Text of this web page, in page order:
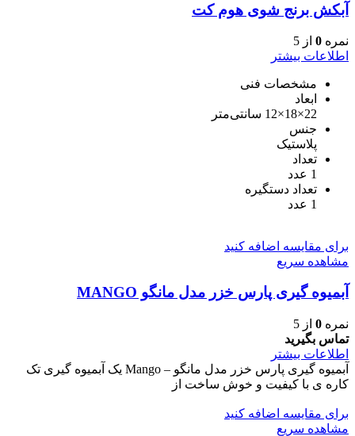
آبکش برنج شوی هوم کت
نمره 0 از 5
اطلاعات بیشتر
مشخصات فنی
ابعاد
22×18×12 سانتی‌متر
جنس
پلاستیک
تعداد
1 عدد
تعداد دستگیره
1 عدد
برای مقایسه اضافه کنید
مشاهده سریع
آبمیوه گیری پارس خزر مدل مانگو MANGO
نمره 0 از 5
تماس بگیرید
اطلاعات بیشتر
آبمیوه گیری پارس خزر مدل مانگو – Mango یک آبمیوه گیری تک
کاره ی با کیفیت و خوش ساخت از
برای مقایسه اضافه کنید
مشاهده سریع